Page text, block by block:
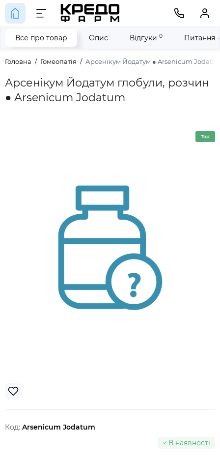
Головна Гомеопатія Арсенікум Йодатум ● Arsenicum
Арсенікум Йодатум глобули, розчин
● Arsenicum Jodatum
Все про товар Опис Відгуки 0 Питання
Top
Код: Arsenicum Jodatum
В наявності